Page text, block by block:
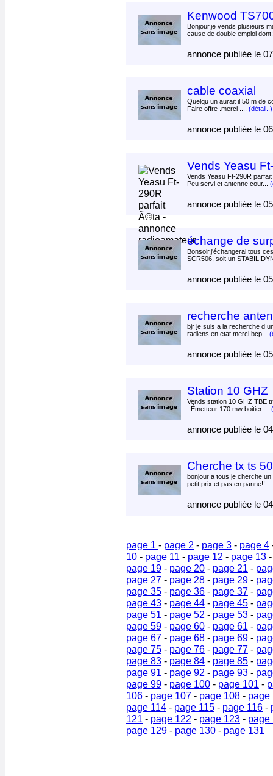
Kenwood
Bonjour,je vends plusieurs
cause de double emploi
annonce publiée le
cable coaxial
Quelqu un aurait il 50 m de
Faire offre .merci .... (détail..)
annonce publiée le
Vends Yeasu
Vends Yeasu Ft-290R
Peu servi et antenne cour...
annonce publiée le
échange de
Bonsoir,j'échangerai tous
SCR506, soit un
annonce publiée le
recherche
bjr je suis a la recherche d
radiens en etat merci bcp...
annonce publiée le
Station 10 GHZ
Vends station 10 GHZ TBE
: Émetteur 170 mw boitier ...
annonce publiée le
Cherche tx ts 50
bonjour a tous je cherche
petit prix et pas en panne!!
annonce publiée le
page 1 - page 2 - page 3 - page 4
10 - page 11 - page 12 - page 13
page 19 - page 20 - page 21 -
page 27 - page 28 - page 29 -
page 35 - page 36 - page 37 -
page 43 - page 44 - page 45 -
page 51 - page 52 - page 53 -
page 59 - page 60 - page 61 -
page 67 - page 68 - page 69 -
page 75 - page 76 - page 77 -
page 83 - page 84 - page 85 -
page 91 - page 92 - page 93 -
page 99 - page 100 - page 101 -
106 - page 107 - page 108 - page
page 114 - page 115 - page 116 -
121 - page 122 - page 123 - page
page 129 - page 130 - page 131